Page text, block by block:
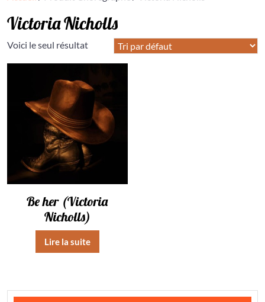
Victoria Nicholls
Voici le seul résultat
Be her (Victoria
Nicholls)
Lire la suite